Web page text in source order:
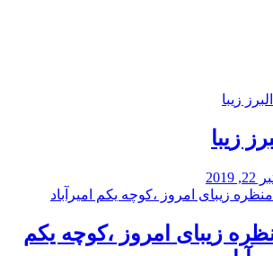
زیبا
2019
زیبای امروز ،کوچه یکم